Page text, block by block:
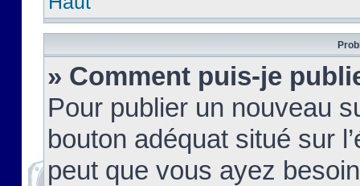
» Comment puis-je
Pour publier un nouveau
bouton adéquat situé sur
peut que vous ayez